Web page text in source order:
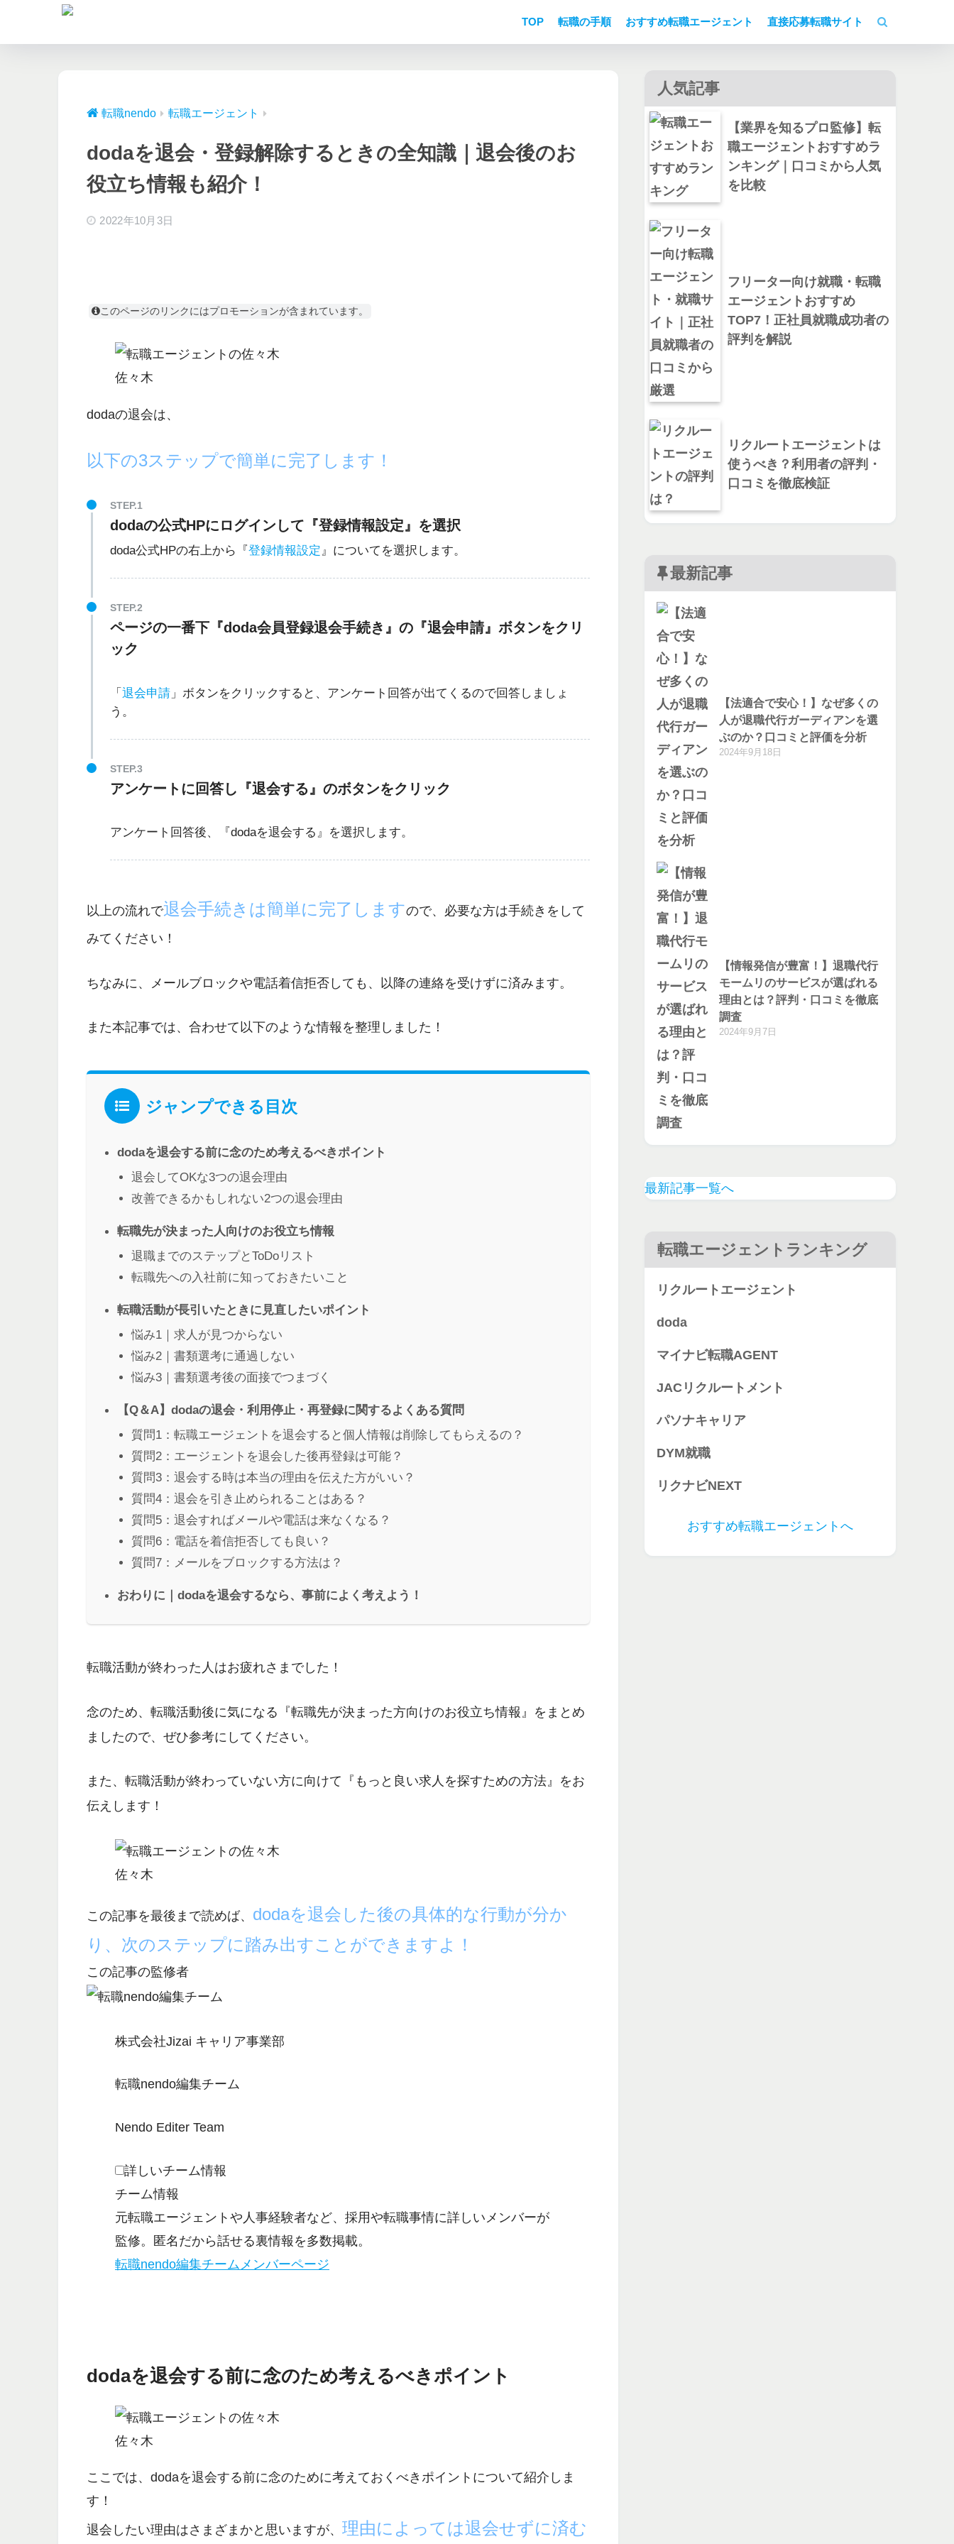
TOP 転職の手順 おすすめ転職エージェント 直接応募転職サイト
転職nendo 転職エージェント
dodaを退会・登録解除するときの全知識｜退会後のお
役立ち情報も紹介！
2022年10月3日
このページのリンクにはプロモーションが含まれています。
佐々木
dodaの退会は、
以下の3ステップで簡単に完了します！
STEP.1
dodaの公式HPにログインして『登録情報設定』を選択
doda公式HPの右上から『登録情報設定 』についてを選択します。
STEP.2
ページの一番下『doda会員登録退会手続き』の『退会申請』ボタンをクリ
ック
「退会申請 」ボタンをクリックすると、アンケート回答が出てくるので回答しましょ
う。
STEP.3
アンケートに回答し『退会する』のボタンをクリック
アンケート回答後、『dodaを退会する』を選択します。
以上の流れで退会手続きは簡単に完了しますので、必要な方は手続きをして
みてください！
ちなみに、 メールブロックや電話着信拒否しても、以降の連絡を受けずに済みます。
また本記事では、合わせて以下のような情報を整理しました！
ジャンプできる目次
dodaを退会する前に念のため考えるべきポイント
退会してOKな3つの退会理由
改善できるかもしれない2つの退会理由
転職先が決まった人向けのお役立ち情報
退職までのステップとToDoリスト
転職先への入社前に知っておきたいこと
転職活動が長引いたときに見直したいポイント
悩み1｜求人が見つからない
悩み2｜書類選考に通過しない
悩み3｜書類選考後の面接でつまづく
【Q＆A】dodaの退会・利用停止・再登録に関するよくある質問
質問1：転職エージェントを退会すると個人情報は削除してもらえるの？
質問2：エージェントを退会した後再登録は可能？
質問3：退会する時は本当の理由を伝えた方がいい？
質問4：退会を引き止められることはある？
質問5：退会すればメールや電話は来なくなる？
質問6：電話を着信拒否しても良い？
質問7：メールをブロックする方法は？
おわりに｜dodaを退会するなら、事前によく考えよう！
転職活動が終わった人はお疲れさまでした！
念のため、転職活動後に気になる『転職先が決まった方向けのお役立ち情報 』をまとめ
ましたので、ぜひ参考にしてください。
また、転職活動が終わっていない方に向けて『 もっと良い求人を探すための方法』をお
伝えします！
佐々木
この記事を最後まで読めば、 dodaを退会した後の具体的な行動が分か
り、次のステップに踏み出すことができますよ！
この記事の監修者
株式会社Jizai キャリア事業部
転職nendo編集チーム
Nendo Editer Team
詳しいチーム情報
チーム情報
元転職エージェントや人事経験者など、採用や転職事情に詳しいメンバーが
監修。匿名だから話せる裏情報を多数掲載。
転職nendo編集チームメンバーページ
dodaを退会する前に念のため考えるべきポイント
佐々木
ここでは、 dodaを退会する前に念のために考えておくべきポイント について紹介しま
す！
退会したい理由はさまざまかと思いますが、 理由によっては退会せずに済む
人気記事
【業界を知るプロ監修】転
職エージェントおすすめラ
ンキング｜口コミから人気
を比較
フリーター向け就職・転職
エージェントおすすめ
TOP7！正社員就職成功者の
評判を解説
リクルートエージェントは
使うべき？利用者の評判・
口コミを徹底検証
最新記事
【法適合で安心！】なぜ多くの
人が退職代行ガーディアンを選
ぶのか？口コミと評価を分析
2024年9月18日
【情報発信が豊富！】退職代行
モームリのサービスが選ばれる
理由とは？評判・口コミを徹底
調査
2024年9月7日
最新記事一覧へ
転職エージェントランキング
リクルートエージェント
doda
マイナビ転職AGENT
JACリクルートメント
パソナキャリア
DYM就職
リクナビNEXT
おすすめ転職エージェントへ